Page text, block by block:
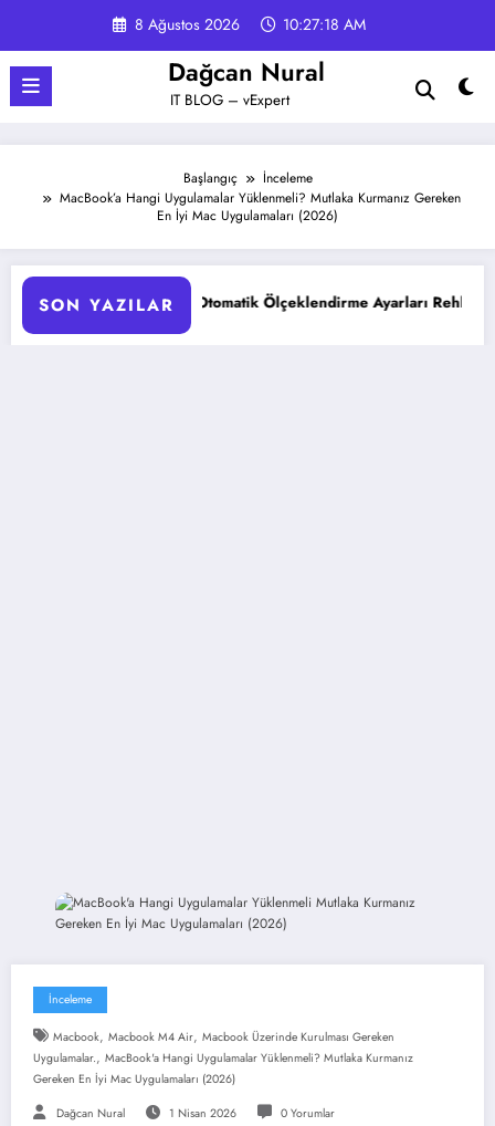
8 Ağustos 2026 10:27:19 AM
Dağcan Nural
IT BLOG – vExpert
Başlangıç
İnceleme
MacBook’a Hangi Uygulamalar Yüklenmeli? Mutlaka Kurmanız Gereken
En İyi Mac Uygulamaları (2026)
SON YAZILAR
Pod Otomatik Ölçeklendirme Ayarları Rehberi Google
İnceleme
Macbook, Macbook M4 Air, Macbook Üzerinde Kurulması Gereken
Uygulamalar., MacBook'a Hangi Uygulamalar Yüklenmeli? Mutlaka Kurmanız
Gereken En İyi Mac Uygulamaları (2026)
Dağcan Nural 1 Nisan 2026 0 Yorumlar